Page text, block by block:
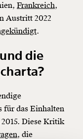
für alle
für alle frei im
das wird auch
0007 6017
für
Frankreich,
Austritt 2022
.
die
das Einhalten
Diese Kritik
, die